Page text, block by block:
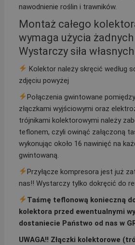
nawodnienie roślin i trawników.
Montaż całego
wymaga użycia
Wystarczy siła
Kolektor należy skręcić według
zdjęciu powyżej
Połączenia gwintowane
złączkami wyjściowymi oraz
trójnikami kolektorowymi należy
teflonem, czyli owinąć załączoną
wykonując około 16 nawinięć na
gwintowaną.
Przyłącze kompresora jest już
nas!! Wystarczy tylko dokręcić do
Taśmę teflonową konieczną
kolektora przed ewentualnymi
dostaniecie Państwo od nas w
UWAGA!! Złączki kolektorowe